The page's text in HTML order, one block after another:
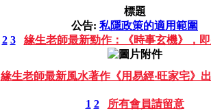
標題
公告: 私隱政策的適用範圍
2 3 緣生老師最新勁作：《時事玄機》，
緣生老師最新風水著作《用易經‧旺家宅》
1 2
所有會員請留意